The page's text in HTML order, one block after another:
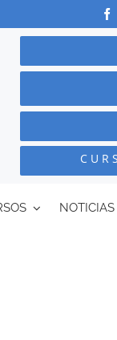
NOTICIAS